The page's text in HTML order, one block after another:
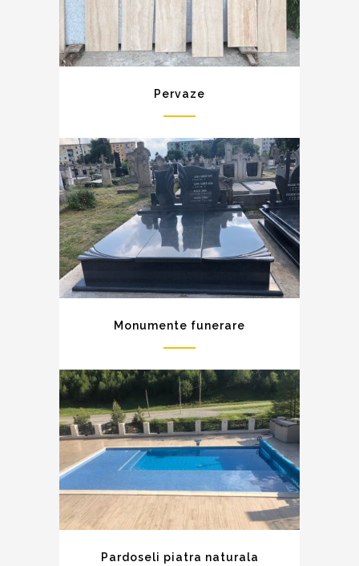
Pervaze
Monumente funerare
Pardoseli piatra naturala